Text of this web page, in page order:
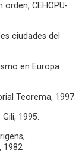
orden, CEHOPU-
ciudades del
en Europa
Teorema, 1997.
1995.
1982